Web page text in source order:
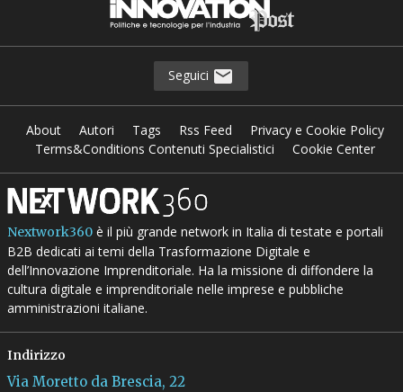
Seguici
About Autori Tags Rss Feed
Privacy e Cookie Policy
Terms&Conditions Contenuti Specialistici
Cookie Center
Nextwork360è il più grande network in Italia di testate e portali
B2B dedicati ai temi della Trasformazione Digitale e
dell’Innovazione Imprenditoriale. Ha la missione di diffondere la
cultura digitale e imprenditoriale nelle imprese e pubbliche
amministrazioni italiane.
Indirizzo
Via Moretto da Brescia, 22